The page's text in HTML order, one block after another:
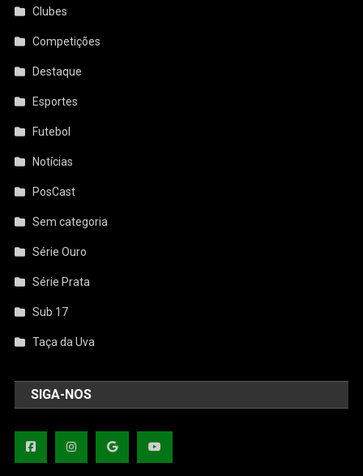
Clubes
Competições
Destaque
Esportes
Futebol
Notícias
PosCast
Sem categoria
Série Ouro
Série Prata
Sub 17
Taça da Uva
SIGA-NOS